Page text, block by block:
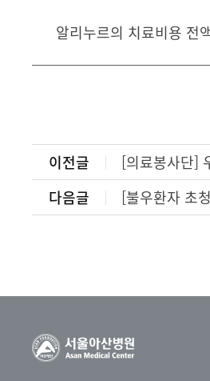
알리누르의 치료비용 전
이전글
[의료봉사단]
다음글
[불우환자 초